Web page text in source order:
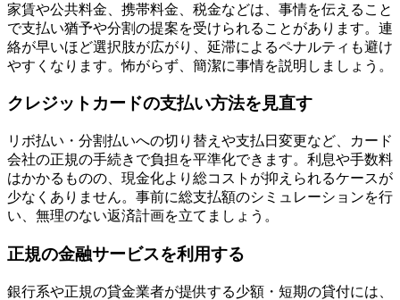
家賃や公共料金、携帯料金、税金などは、事情を伝えること
で支払い猶予や分割の提案を受けられることがあります。連
絡が早いほど選択肢が広がり、延滞によるペナルティも避け
やすくなります。怖がらず、簡潔に事情を説明しましょう。
クレジットカードの支払い方法を見直す
リボ払い・分割払いへの切り替えや支払日変更など、カード
会社の正規の手続きで負担を平準化できます。利息や手数料
はかかるものの、現金化より総コストが抑えられるケースが
少なくありません。事前に総支払額のシミュレーションを行
い、無理のない返済計画を立てましょう。
正規の金融サービスを利用する
銀行系や正規の貸金業者が提供する少額・短期の貸付には、